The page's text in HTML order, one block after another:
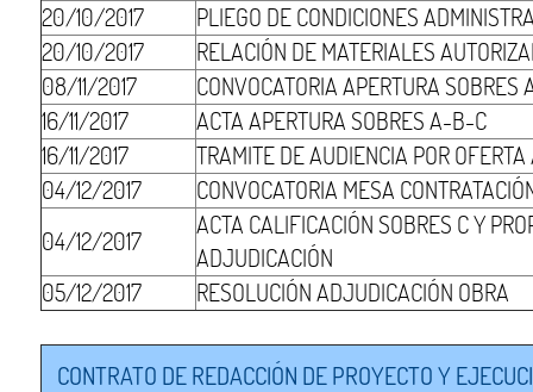
20/10/2017
PLIEGO DE CONDICIONES
20/10/2017
RELACIÓN DE MATERIALES
08/11/2017
CONVOCATORIA APERTURA
16/11/2017
ACTA APERTURA SOBRES A-B-C
16/11/2017
TRAMITE DE AUDIENCIA POR
04/12/2017
CONVOCATORIA MESA
04/12/2017
ACTA CALIFICACIÓN SOBRES C Y
ADJUDICACIÓN
05/12/2017
RESOLUCIÓN ADJUDICACIÓN OBRA
CONTRATO DE REDACCIÓN DE PROYECTO Y